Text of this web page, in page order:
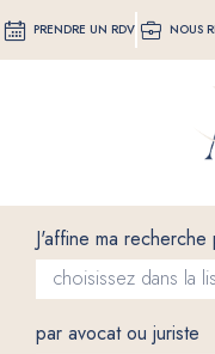
Aller
au
PRENDRE UN RDV NOUS
J'affine ma recherche
par avocat ou juriste